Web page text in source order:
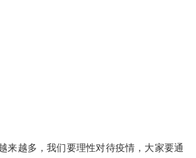
来越多，我们要理性对待疫情，大家要通